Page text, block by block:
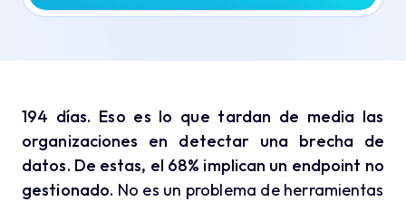
194 días. Eso es lo que tardan de media las
organizaciones en detectar una brecha de
datos. De estas, el 68% implican un endpoint no
gestionado. No es un problema de herramientas